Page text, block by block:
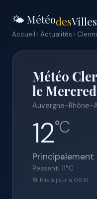
🌤️ MétéodesVilles
Accueil › Actualités ›
Météo
le
Auvergne-Rhône-
12°C
Principalement
Ressenti 11°C
🔄 Mis à jour à 06:15